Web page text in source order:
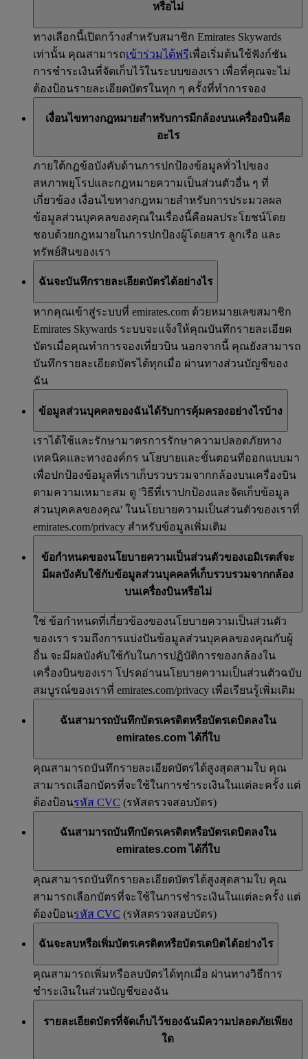
หรือไม่
ทางเลือกนี้เปิดกว้างสำหรับสมาชิก Emirates Skywards
เท่านั้น คุณสามารถเข้าร่วมได้ฟรีเพื่อเริ่มต้นใช้ฟังก์ชัน
การชำระเงินที่จัดเก็บไว้ในระบบของเรา เพื่อที่คุณจะไม่
ต้องป้อนรายละเอียดบัตรในทุก ๆ ครั้งที่ทำการจอง
เงื่อนไขทางกฎหมายสำหรับการมีกล้องบนเครื่องบินคือ
อะไร
ภายใต้กฎข้อบังคับด้านการปกป้องข้อมูลทั่วไปของ
สหภาพยุโรปและกฎหมายความเป็นส่วนตัวอื่น ๆ ที่
เกี่ยวข้อง เงื่อนไขทางกฎหมายสำหรับการประมวลผล
ข้อมูลส่วนบุคคลของคุณในเรื่องนี้คือผลประโยชน์โดย
ชอบด้วยกฎหมายในการปกป้องผู้โดยสาร ลูกเรือ และ
ทรัพย์สินของเรา
ฉันจะบันทึกรายละเอียดบัตรได้อย่างไร
หากคุณเข้าสู่ระบบที่ emirates.com ด้วยหมายเลขสมาชิก
Emirates Skywards ระบบจะแจ้งให้คุณบันทึกรายละเอียด
บัตรเมื่อคุณทำการจองเที่ยวบิน นอกจากนี้ คุณยังสามารถ
บันทึกรายละเอียดบัตรได้ทุกเมื่อ ผ่านทางส่วนบัญชีของ
ฉัน
ข้อมูลส่วนบุคคลของฉันได้รับการคุ้มครองอย่างไรบ้าง
เราได้ใช้และรักษามาตรการรักษาความปลอดภัยทาง
เทคนิคและทางองค์กร นโยบายและขั้นตอนที่ออกแบบมา
เพื่อปกป้องข้อมูลที่เราเก็บรวบรวมจากกล้องบนเครื่องบิน
ตามความเหมาะสม ดู 'วิธีที่เราปกป้องและจัดเก็บข้อมูล
ส่วนบุคคลของคุณ' ในนโยบายความเป็นส่วนตัวของเราที่
emirates.com/privacy สำหรับข้อมูลเพิ่มเติม
ข้อกำหนดของนโยบายความเป็นส่วนตัวของเอมิเรตส์จะ
มีผลบังคับใช้กับข้อมูลส่วนบุคคลที่เก็บรวบรวมจากกล้อง
บนเครื่องบินหรือไม่
ใช่ ข้อกำหนดที่เกี่ยวข้องของนโยบายความเป็นส่วนตัว
ของเรา รวมถึงการแบ่งปันข้อมูลส่วนบุคคลของคุณกับผู้
อื่น จะมีผลบังคับใช้กับในการปฏิบัติการของกล้องใน
เครื่องบินของเรา โปรดอ่านนโยบายความเป็นส่วนตัวฉบับ
สมบูรณ์ของเราที่ emirates.com/privacy เพื่อเรียนรู้เพิ่มเติม
ฉันสามารถบันทึกบัตรเครดิตหรือบัตรเดบิตลงใน
emirates.com ได้กี่ใบ
คุณสามารถบันทึกรายละเอียดบัตรได้สูงสุดสามใบ คุณ
สามารถเลือกบัตรที่จะใช้ในการชำระเงินในแต่ละครั้ง แต่
ต้องป้อนรหัส CVC (รหัสตรวจสอบบัตร)
ฉันสามารถบันทึกบัตรเครดิตหรือบัตรเดบิตลงใน
emirates.com ได้กี่ใบ
คุณสามารถบันทึกรายละเอียดบัตรได้สูงสุดสามใบ คุณ
สามารถเลือกบัตรที่จะใช้ในการชำระเงินในแต่ละครั้ง แต่
ต้องป้อนรหัส CVC (รหัสตรวจสอบบัตร)
ฉันจะลบหรือเพิ่มบัตรเครดิตหรือบัตรเดบิตได้อย่างไร
คุณสามารถเพิ่มหรือลบบัตรได้ทุกเมื่อ ผ่านทางวิธีการ
ชำระเงินในส่วนบัญชีของฉัน
รายละเอียดบัตรที่จัดเก็บไว้ของฉันมีความปลอดภัยเพียง
ใด